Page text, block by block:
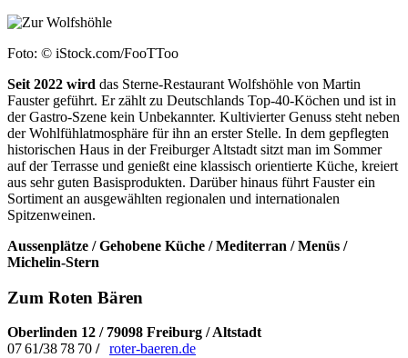
Foto: © iStock.com/FooTToo
Seit 2022 wird das Sterne-Restaurant Wolfshöhle von Martin
Fauster geführt. Er zählt zu Deutschlands Top-40-Köchen und ist in
der Gastro-Szene kein Unbekannter. Kultivierter Genuss steht neben
der Wohlfühlatmosphäre für ihn an erster Stelle. In dem gepflegten
historischen Haus in der Freiburger Altstadt sitzt man im Sommer
auf der Terrasse und genießt eine klassisch orientierte Küche, kreiert
aus sehr guten Basisprodukten. Darüber hinaus führt Fauster ein
Sortiment an ausgewählten regionalen und internationalen
Spitzenweinen.
Aussenplätze / Gehobene Küche / Mediterran / Menüs /
Michelin-Stern
Zum Roten Bären
Oberlinden 12 / 79098 Freiburg / Altstadt
07 61/38 78 70 / roter-baeren.de